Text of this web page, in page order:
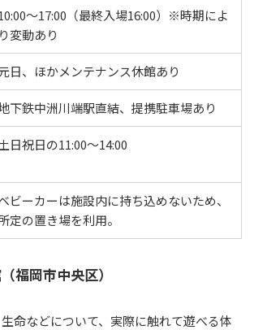
〜17:00（最終入場16:00）※時期によ
り変動あり
日、ほかメンテナンス休館あり
下鉄中洲川端駅直結、提携駐車場あり
日祝日の11:00〜14:00
ビーカーは施設内に持ち込めないため、
定の置き場を利用。
福岡市中央区）
命などについて、実際に触れて遊べる体